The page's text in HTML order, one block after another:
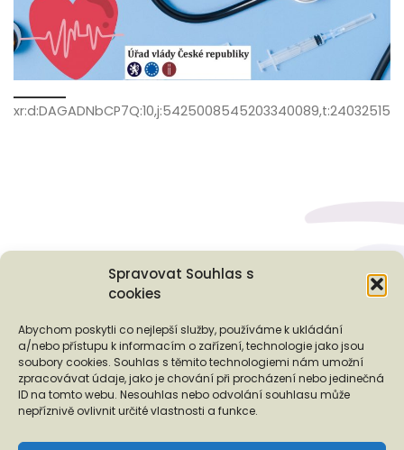
Spravovat Souhlas s
cookies
Abychom poskytli co nejlepší služby, používáme k ukládání
a/nebo přístupu k informacím o zařízení, technologie jako jsou
soubory cookies. Souhlas s těmito technologiemi nám umožní
zpracovávat údaje, jako je chování při procházení nebo jedinečná
ID na tomto webu. Nesouhlas nebo odvolání souhlasu může
nepříznivě ovlivnit určité vlastnosti a funkce.
xr:d:DAGADNbCP7Q:10,j:5425008545203340089,t:24032515
Podporují nás...
❬ ❭